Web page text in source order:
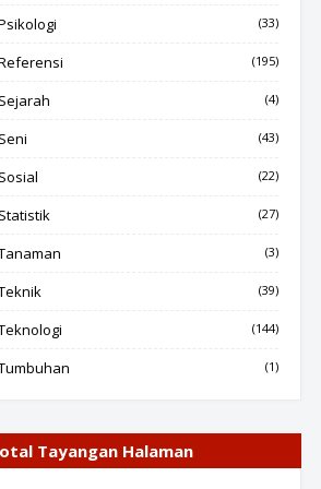
(33)
(195)
(4)
(43)
(22)
(27)
(3)
(39)
(144)
(1)
Tayangan Halaman